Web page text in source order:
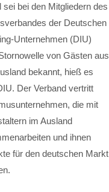
sei bei den Mitgliedern des
der Deutschen
Unternehmen (DIU)
von Gästen aus
bekannt, hieß es
Der Verband vertritt
die mit
im Ausland
und ihnen
für den deutschen Markt